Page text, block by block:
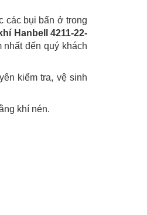
các bụi bẩn ở trong
Hanbell 4211-22-
đến quý khách
kiểm tra, vệ sinh
khí nén.